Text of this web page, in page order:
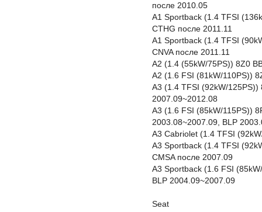
после 2010.05
A1 Sportback (1.4 TFSI
CTHG после 2011.11
A1 Sportback (1.4 TFSI
CNVA после 2011.11
A2 (1.4 (55kW/75PS)) 8Z0
A2 (1.6 FSI (81kW/110PS))
A3 (1.4 TFSI (92kW/125PS))
2007.09~2012.08
A3 (1.6 FSI (85kW/115PS))
2003.08~2007.09, BLP
A3 Cabriolet (1.4 TFSI
A3 Sportback (1.4 TFSI
CMSA после 2007.09
A3 Sportback (1.6 FSI
BLP 2004.09~2007.09
Seat